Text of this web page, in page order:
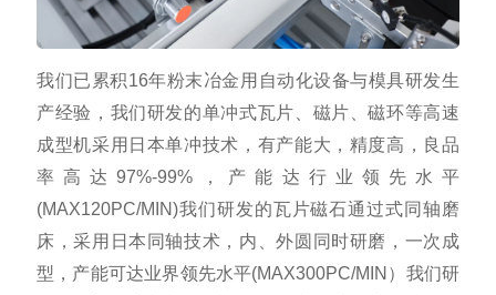
我们已累积16年粉末冶金用自动化设备与模具研发生
产经验， 我们研发的单冲式瓦片、磁片、磁环等高速
成型机采用日本单冲技术，有产能大，精度高，良品
率高达97%-99%，产能达行业领先水平
(MAX120PC/MIN)我们研发的瓦片磁石通过式同轴磨
床，采用日本同轴技术，内、外圆同时研磨，一次成
型，产能可达业界领先水平(MAX300PC/MIN）我们研